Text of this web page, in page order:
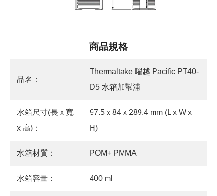
商品規格
品名：
Thermaltake 曜越 Pacific PT40-
D5 水箱加幫浦
水箱尺寸(長 x 寬
x 高)：
97.5 x 84 x 289.4 mm (L x W x
H)
水箱材質： POM+ PMMA
水箱容量： 400 ml